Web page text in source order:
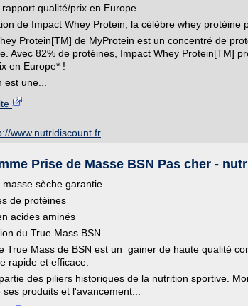
qualité/prix en Europe
de Impact Whey Protein, la célèbre whey protéine
Protein[TM] de MyProtein est un concentré de
Avec 82% de protéines, Impact Whey Protein[TM]
en Europe* !
une...
www.nutridiscount.fr
Prise de Masse BSN Pas cher -
masse sèche garantie
de protéines
acides aminés
du True Mass BSN
True Mass de BSN est un gainer de haute qualité
rapide et efficace.
des piliers historiques de la nutrition sportive.
produits et l'avancement...